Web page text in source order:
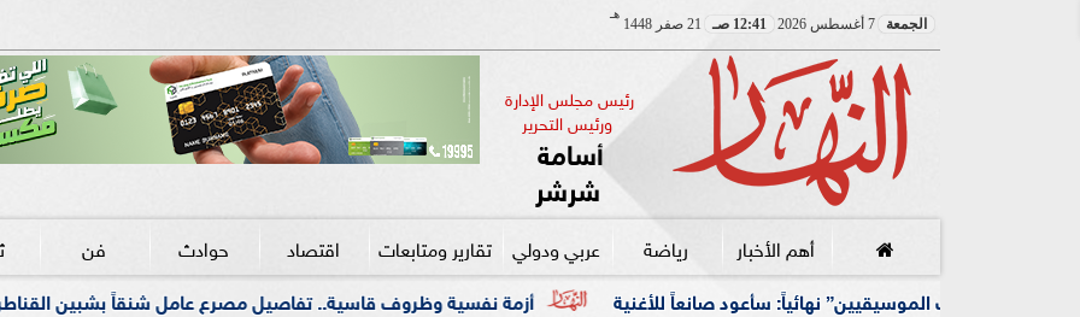
الجمعة 7 أغسطس 2026 12:41 صـ 21 صفر 1448
هـ
رئيس مجلس الإدارة
ورئيس التحرير
أسامة
شرشر
أهم الأخبار رياضة عربي ودولي تقارير ومتابعات اقتصاد حوادث فن
البطريرك أزمة نفسية وظروف قاسية.. تفاصيل مصرع عامل شنقاً بشبين القناطر نهائياً: سأعود صانعاً للأغنية